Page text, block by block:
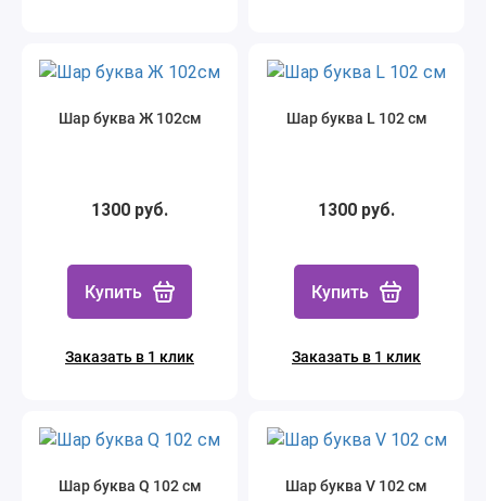
Шар буква Ж 102см
1300 руб.
Купить
Заказать в 1 клик
Шар буква L 102 см
1300 руб.
Купить
Заказать в 1 клик
Шар буква Q 102 см Шар буква V 102 см